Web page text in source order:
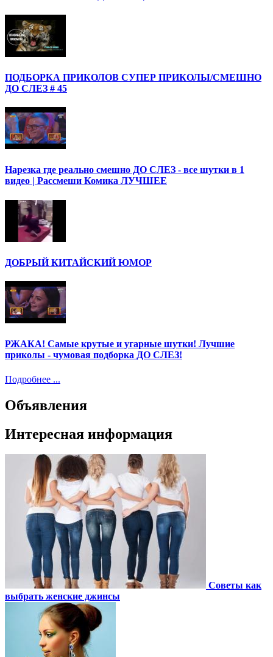
ПОДБОРКА ПРИКОЛОВ СУПЕР ПРИКОЛЫ/СМЕШНО
ДО СЛЕЗ # 45
Нарезка где реально смешно ДО СЛЕЗ - все шутки в 1
видео | Рассмеши Комика ЛУЧШЕЕ
ДОБРЫЙ КИТАЙСКИЙ ЮМОР
РЖАКА! Самые крутые и угарные шутки! Лучшие
приколы - чумовая подборка ДО СЛЕЗ!
Подробнее ...
Объявления
Интересная информация
Советы как
выбрать женские джинсы